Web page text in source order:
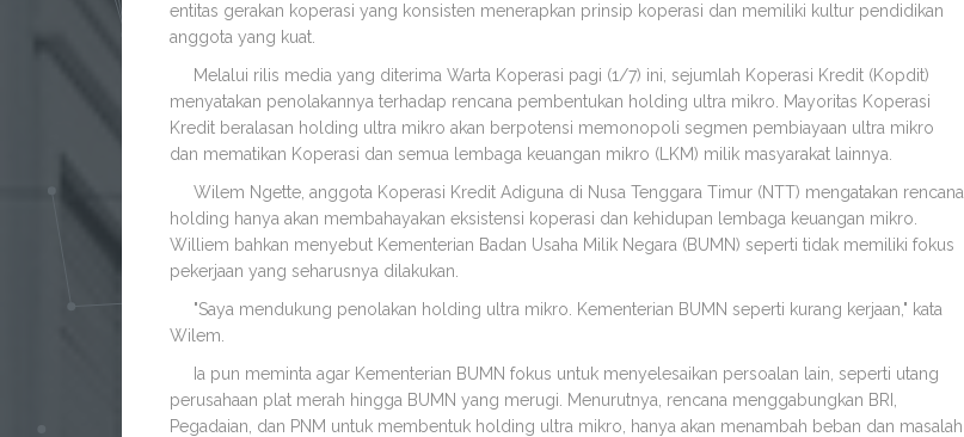
entitas gerakan koperasi yang konsisten menerapkan prinsip koperasi dan memiliki kultur pendidikan
anggota yang kuat.
Melalui rilis media yang diterima Warta Koperasi pagi (1/7) ini, sejumlah Koperasi Kredit (Kopdit)
menyatakan penolakannya terhadap rencana pembentukan holding ultra mikro. Mayoritas Koperasi
Kredit beralasan holding ultra mikro akan berpotensi memonopoli segmen pembiayaan ultra mikro
dan mematikan Koperasi dan semua lembaga keuangan mikro (LKM) milik masyarakat lainnya.
Wilem Ngette, anggota Koperasi Kredit Adiguna di Nusa Tenggara Timur (NTT) mengatakan rencana
holding hanya akan membahayakan eksistensi koperasi dan kehidupan lembaga keuangan mikro.
Williem bahkan menyebut Kementerian Badan Usaha Milik Negara (BUMN) seperti tidak memiliki fokus
pekerjaan yang seharusnya dilakukan.
"Saya mendukung penolakan holding ultra mikro. Kementerian BUMN seperti kurang kerjaan," kata
Wilem.
Ia pun meminta agar Kementerian BUMN fokus untuk menyelesaikan persoalan lain, seperti utang
perusahaan plat merah hingga BUMN yang merugi. Menurutnya, rencana menggabungkan BRI,
Pegadaian, dan PNM untuk membentuk holding ultra mikro, hanya akan menambah beban dan masalah